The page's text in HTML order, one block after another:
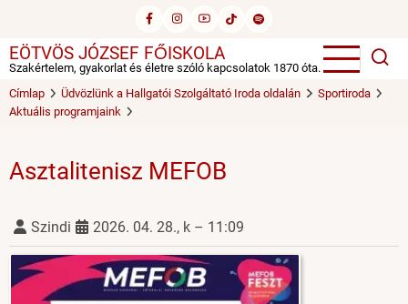
tartalomra
EÖTVÖS JÓZSEF FŐISKOLA
Szakértelem, gyakorlat és életre szóló kapcsolatok 1870 óta.
Címlap
Üdvözlünk a Hallgatói Szolgáltató Iroda oldalán
Sportiroda
Aktuális programjaink
Asztalitenisz MEFOB
Szindi 2026. 04. 28., k – 11:09